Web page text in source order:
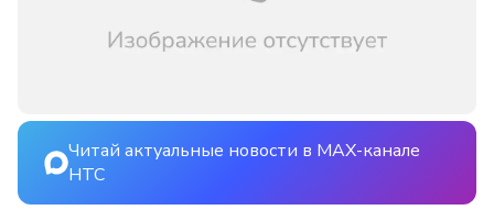
Читай актуальные новости в MAX-канале
НТС